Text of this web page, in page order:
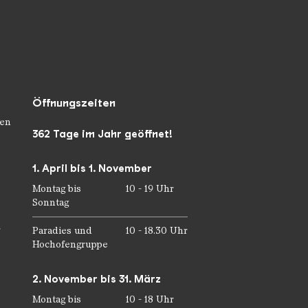
Öffnungszeiten
362 Tage im Jahr geöffnet!
1. April bis 1. November
Montag bis
Sonntag
10 - 19 Uhr
Paradies und
Hochofengruppe
10 - 18.30 Uhr
2. November bis 31. März
Montag bis 10 - 18 Uhr